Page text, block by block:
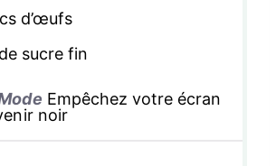
d’œufs
de sucre fin
Empêchez votre écran
noir